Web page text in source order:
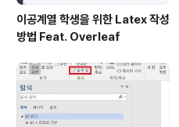
이공계열 학생을 위한 Latex 작성
방법 Feat. Overleaf